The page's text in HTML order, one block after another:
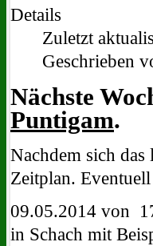
Details
Zuletzt
Geschrieben
Nächste
Puntigam.
Nachdem sich das
Zeitplan.
09.05.2014 von
in Schach mit